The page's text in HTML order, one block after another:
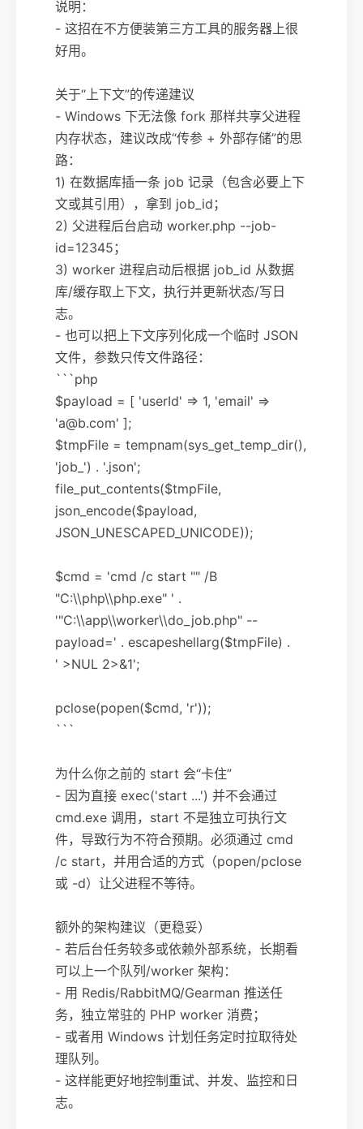
说明：
- 这招在不方便装第三方工具的服务器上很
好用。
关于“上下文”的传递建议
- Windows 下无法像 fork 那样共享父进程
内存状态，建议改成“传参 + 外部存储”的思
路：
1) 在数据库插一条 job 记录（包含必要上下
文或其引用），拿到 job_id；
2) 父进程后台启动 worker.php --job-
id=12345；
3) worker 进程启动后根据 job_id 从数据
库/缓存取上下文，执行并更新状态/写日
志。
- 也可以把上下文序列化成一个临时 JSON
文件，参数只传文件路径：
```php
$payload = [ 'userId' => 1, 'email' =>
'a@b.com' ];
$tmpFile = tempnam(sys_get_temp_dir(),
'job_') . '.json';
file_put_contents($tmpFile,
json_encode($payload,
JSON_UNESCAPED_UNICODE));
$cmd = 'cmd /c start "" /B
"C:\\php\\php.exe" ' .
'"C:\\app\\worker\\do_job.php" --
payload=' . escapeshellarg($tmpFile) .
' >NUL 2>&1';
pclose(popen($cmd, 'r'));
```
为什么你之前的 start 会“卡住”
- 因为直接 exec('start ...') 并不会通过
cmd.exe 调用，start 不是独立可执行文
件，导致行为不符合预期。必须通过 cmd
/c start，并用合适的方式（popen/pclose
或 -d）让父进程不等待。
额外的架构建议（更稳妥）
- 若后台任务较多或依赖外部系统，长期看
可以上一个队列/worker 架构：
- 用 Redis/RabbitMQ/Gearman 推送任
务，独立常驻的 PHP worker 消费；
- 或者用 Windows 计划任务定时拉取待处
理队列。
- 这样能更好地控制重试、并发、监控和日
志。